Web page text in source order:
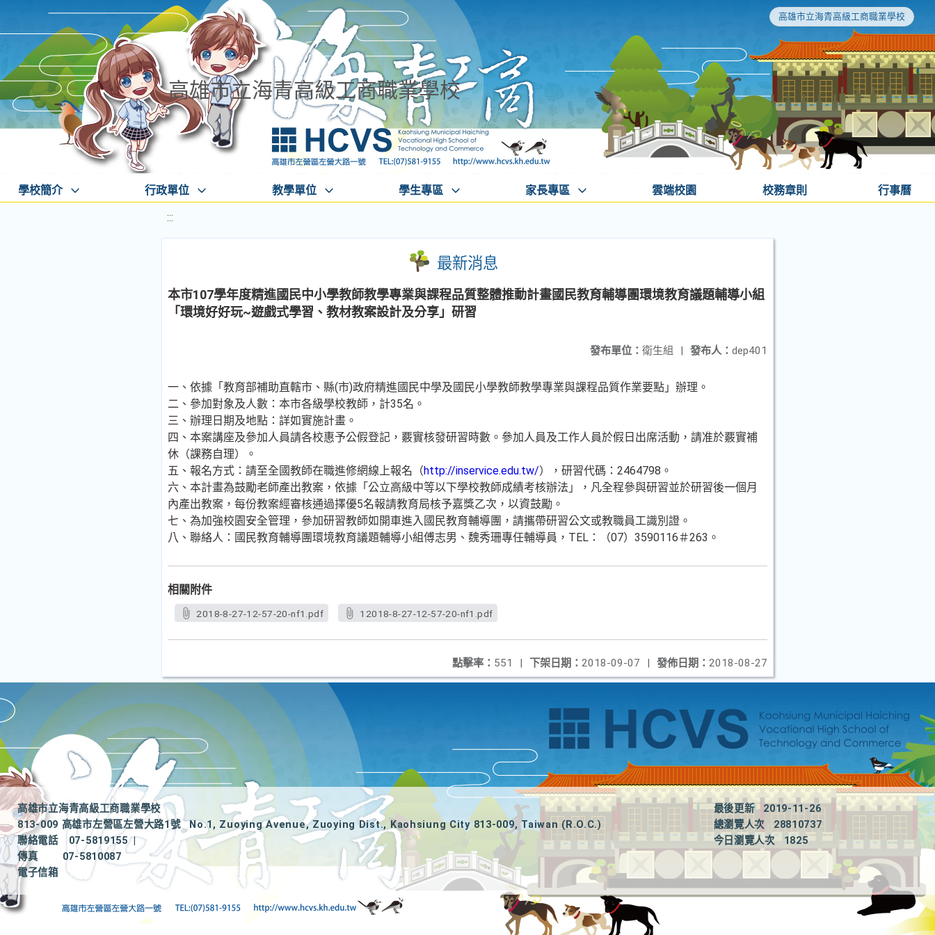
高雄市立海青高級工商職業學校
高雄市立海青高級工商職業學校
學校簡介 行政單位 教學單位 學生專區 家長專區 雲端校園 校務章則 行事曆
:::
最新消息
本市107學年度精進國民中小學教師教學專業與課程品質整體推動計畫國民教育輔導團環境教育議題輔導小組
「環境好好玩~遊戲式學習、教材教案設計及分享」研習
發布人： dep401
發布單位： 衛生組 |
一、依據「教育部補助直轄市、縣(市)政府精進國民中學及國民小學教師教學專業與課程品質作業要點」辦理。
二、參加對象及人數：本市各級學校教師，計35名。
三、辦理日期及地點：詳如實施計畫。
四、本案講座及參加人員請各校惠予公假登記，覈實核發研習時數。參加人員及工作人員於假日出席活動，請准於覈實補
休（課務自理）。
五、報名方式：請至全國教師在職進修網線上報名（http://inservice.edu.tw/），研習代碼：2464798。
六、本計畫為鼓勵老師產出教案，依據「公立高級中等以下學校教師成績考核辦法」，凡全程參與研習並於研習後一個月
內產出教案，每份教案經審核通過擇優5名報請教育局核予嘉獎乙次，以資鼓勵。
七、為加強校園安全管理，參加研習教師如開車進入國民教育輔導團，請攜帶研習公文或教職員工識別證。
八、聯絡人：國民教育輔導團環境教育議題輔導小組傅志男、魏秀珊專任輔導員，TEL：（07）3590116＃263。
相關附件
2018-8-27-12-57-20-nf1.pdf 12018-8-27-12-57-20-nf1.pdf
發佈日期： 2018-08-27
下架日期： 2018-09-07 |
點擊率： 551 |
高雄市立海青高級工商職業學校
813-009 高雄市左營區左營大路1號
No.1, Zuoying Avenue, Zuoying Dist., Kaohsiung City 813-009, Taiwan (R.O.C.)
聯絡電話
07-5819155
|
傳真
07-5810087
電子信箱
最後更新
2019-11-26
總瀏覽人次
28810737
今日瀏覽人次
1825